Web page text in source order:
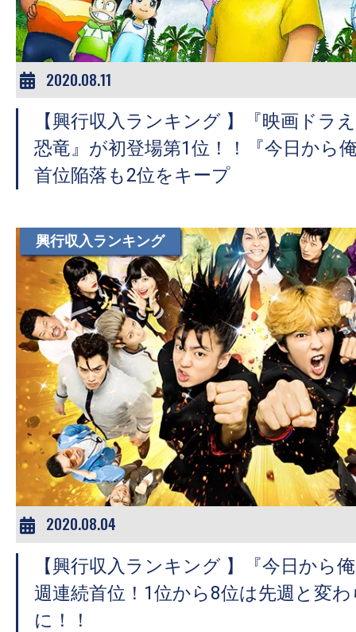
2020.08.11
【興行収入ランキング 】『映画ドラ
恐竜』が初登場第1位！！『今日から
首位陥落も2位をキープ
興行収入ランキング
2020.08.04
【興行収入ランキング 】『今日から
週連続首位！1位から8位は先週と変
に！！